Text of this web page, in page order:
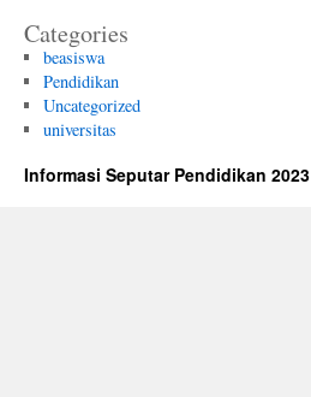
Categories
beasiswa
Pendidikan
Uncategorized
universitas
Informasi Seputar Pendidikan 2023